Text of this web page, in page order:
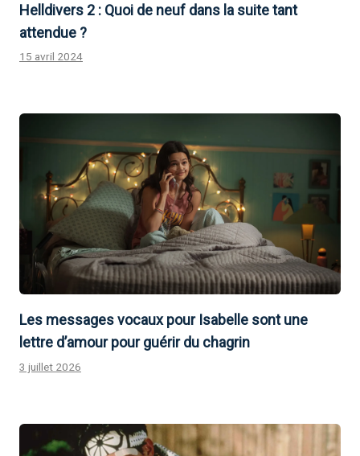
Helldivers 2 : Quoi de neuf dans la suite tant
attendue ?
15 avril 2024
Les messages vocaux pour Isabelle sont une
lettre d’amour pour guérir du chagrin
3 juillet 2026